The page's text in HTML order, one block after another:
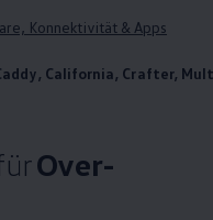
Konnektivität & Apps
California, Crafter,
Over-